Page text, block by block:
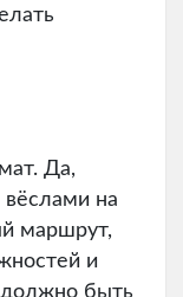
Да,
вёслами на
маршрут,
и
должно быть